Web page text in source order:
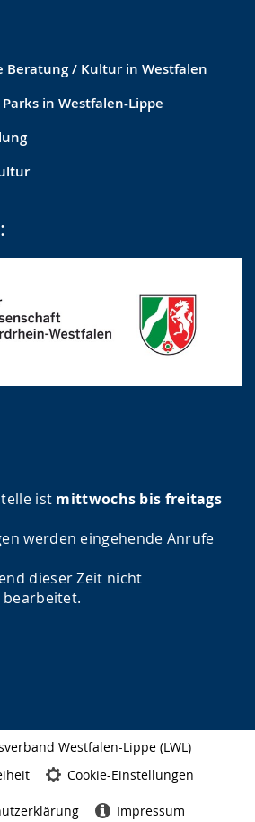
Beratung / Kultur in Westfalen
in Westfalen-Lippe
ist mittwochs bis freitags
werden eingehende Anrufe
dieser Zeit nicht
Westfalen-Lippe (LWL)
Cookie-Einstellungen
Impressum